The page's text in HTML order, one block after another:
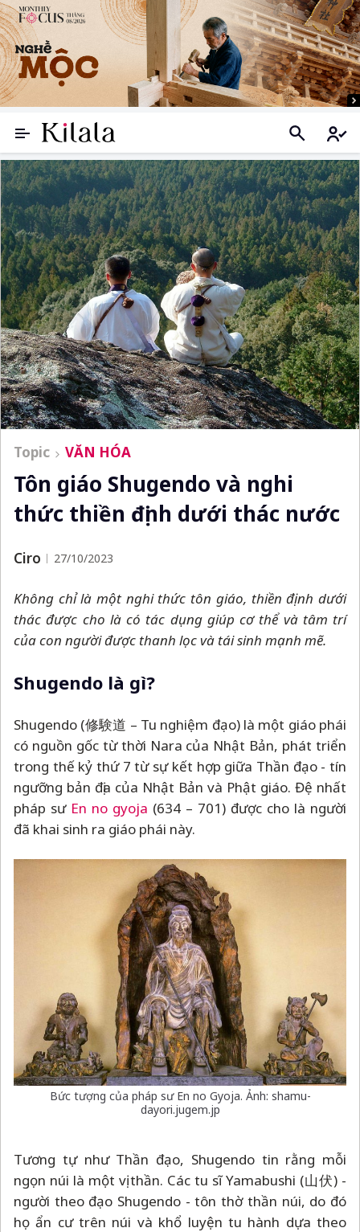
Topic VĂN HÓA
Tôn giáo Shugendo và nghi
thức thiền định dưới thác nước
Ciro 27/10/2023
Không chỉ là một nghi thức tôn giáo, thiền định dưới
thác được cho là có tác dụng giúp cơ thể và tâm trí
của con người được thanh lọc và tái sinh mạnh mẽ.
Shugendo là gì?
Shugendo (修験道 – Tu nghiệm đạo) là một giáo phái
có nguồn gốc từ thời Nara của Nhật Bản, phát triển
trong thế kỷ thứ 7 từ sự kết hợp giữa Thần đạo - tín
ngưỡng bản địa của Nhật Bản và Phật giáo. Đệ nhất
pháp sư En no gyoja (634 – 701) được cho là người
đã khai sinh ra giáo phái này.
Bức tượng của pháp sư En no Gyoja. Ảnh: shamu-
dayori.jugem.jp
Tương tự như Thần đạo, Shugendo tin rằng mỗi
ngọn núi là một vị thần. Các tu sĩ Yamabushi (山伏) -
người theo đạo Shugendo - tôn thờ thần núi, do đó
họ ẩn cư trên núi và khổ luyện tu hành dựa theo